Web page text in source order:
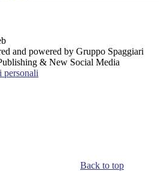
and powered by Gruppo Spaggiari
& New Social Media
personali
Back to top